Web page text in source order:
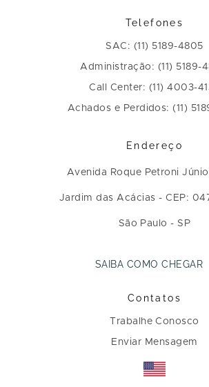
Telefones
SAC: (11) 5189-4805
Administração: (11) 5189-
Call Center: (11) 4003-
Achados e Perdidos: (11)
Endereço
Avenida Roque Petroni
Jardim das Acácias - CEP:
São Paulo - SP
SAIBA COMO CHEGAR
Contatos
Trabalhe Conosco
Enviar Mensagem